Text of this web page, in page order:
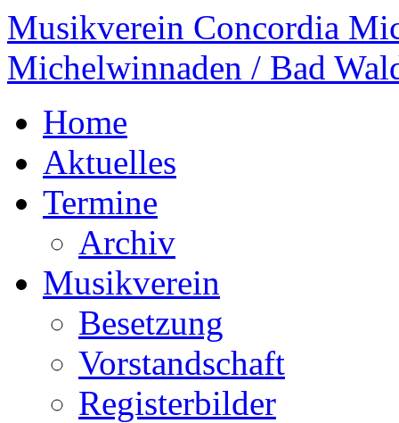
Musikverein Concordia
Michelwinnaden / Bad
Home
Aktuelles
Termine
Archiv
Musikverein
Besetzung
Vorstandschaft
Registerbilder